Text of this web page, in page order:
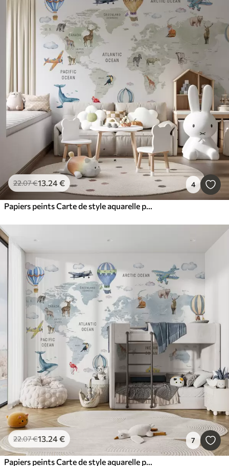
22.07€13.24€ 4
Papiers peints Carte de style aquarelle pour enfants avec des animaux et des montgolfières. En anglais. Couleur verte.
22.07€13.24€ 7
Papiers peints Carte de style aquarelle pour enfants avec des animaux et des montgolfières. En anglais. Couleur bleue.